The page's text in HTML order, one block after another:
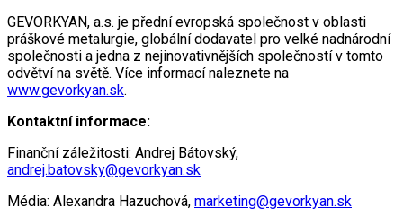
GEVORKYAN, a.s. je přední evropská společnost v oblasti
práškové metalurgie, globální dodavatel pro velké nadnárodní
společnosti a jedna z nejinovativnějších společností v tomto
odvětví na světě. Více informací naleznete na
www.gevorkyan.sk.
Kontaktní informace:
Finanční záležitosti: Andrej Bátovský,
andrej.batovsky@gevorkyan.sk
Média: Alexandra Hazuchová, marketing@gevorkyan.sk